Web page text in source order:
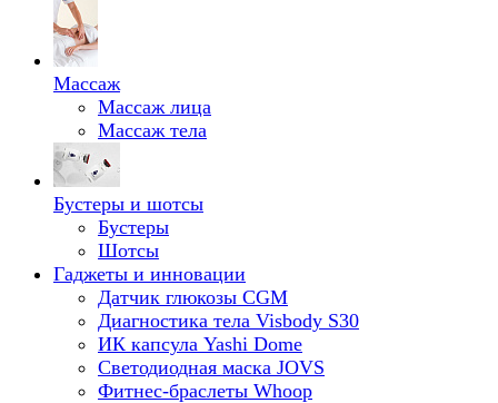
Массаж
Массаж лица
Массаж тела
Бустеры и шотсы
Бустеры
Шотсы
Гаджеты и инновации
Датчик глюкозы CGM
Диагностика тела Visbody S30
ИК капсула Yashi Dome
Светодиодная маска JOVS
Фитнес-браслеты Whoop